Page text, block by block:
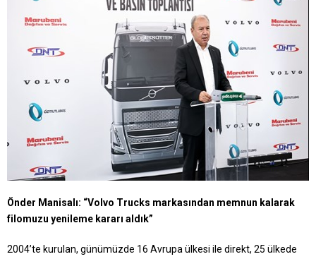
Önder Manisalı: “Volvo Trucks markasından memnun kalarak
filomuzu yenileme kararı aldık”
2004’te kurulan, günümüzde 16 Avrupa ülkesi ile direkt, 25 ülkede